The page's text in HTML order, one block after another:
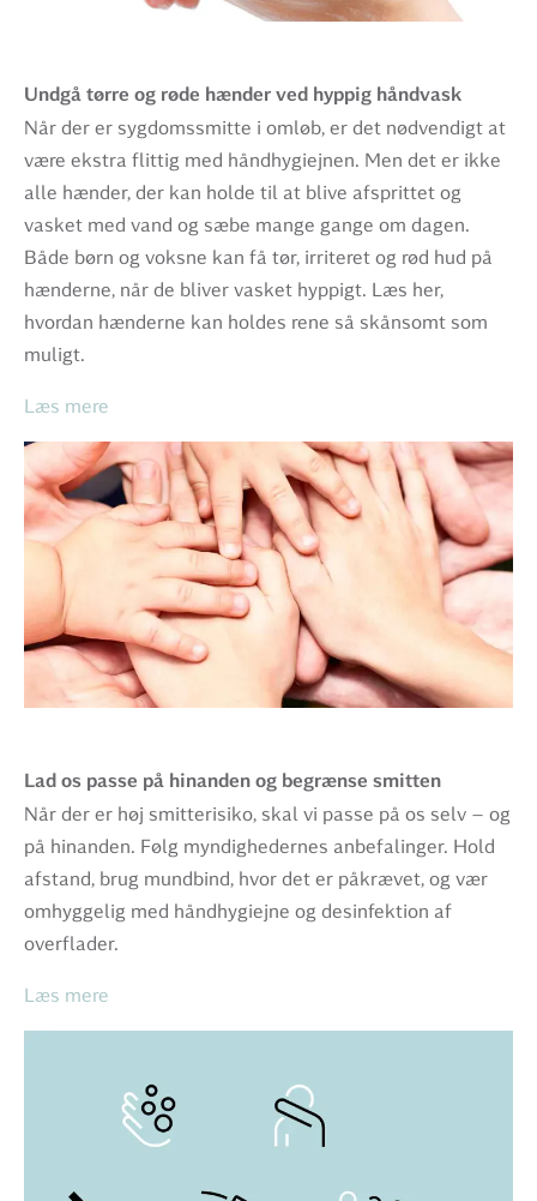
Undgå tørre og røde hænder ved hyppig håndvask
Når der er sygdomssmitte i omløb, er det nødvendigt at
være ekstra flittig med håndhygiejnen. Men det er ikke
alle hænder, der kan holde til at blive afsprittet og
vasket med vand og sæbe mange gange om dagen.
Både børn og voksne kan få tør, irriteret og rød hud på
hænderne, når de bliver vasket hyppigt. Læs her,
hvordan hænderne kan holdes rene så skånsomt som
muligt.
Læs mere
Lad os passe på hinanden og begrænse smitten
Når der er høj smitterisiko, skal vi passe på os selv – og
på hinanden. Følg myndighedernes anbefalinger. Hold
afstand, brug mundbind, hvor det er påkrævet, og vær
omhyggelig med håndhygiejne og desinfektion af
overflader.
Læs mere